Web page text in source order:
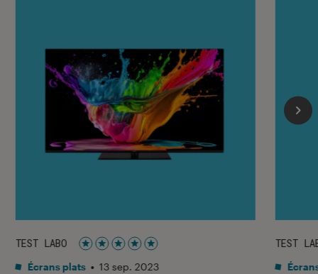
TEST LABO
Noté 5 étoiles sur 5
Écrans plats • 13 sep. 2023
TEST